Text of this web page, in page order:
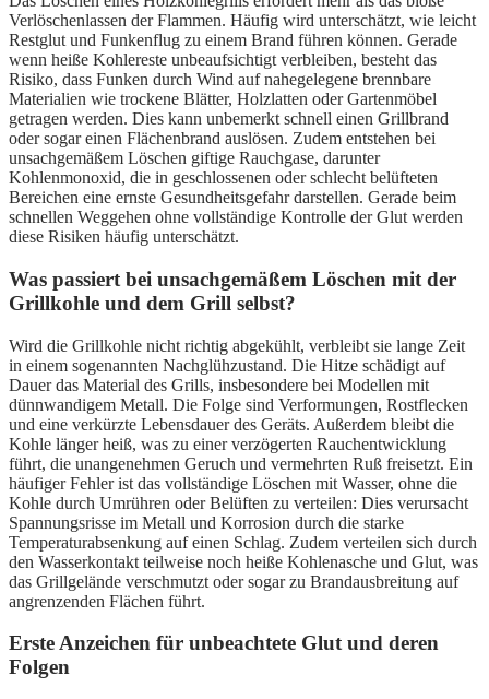
Verlöschenlassen der Flammen. Häufig wird unterschätzt, wie leicht
Restglut und Funkenflug zu einem Brand führen können. Gerade
wenn heiße Kohlereste unbeaufsichtigt verbleiben, besteht das
Risiko, dass Funken durch Wind auf nahegelegene brennbare
Materialien wie trockene Blätter, Holzlatten oder Gartenmöbel
getragen werden. Dies kann unbemerkt schnell einen Grillbrand
oder sogar einen Flächenbrand auslösen. Zudem entstehen bei
unsachgemäßem Löschen giftige Rauchgase, darunter
Kohlenmonoxid, die in geschlossenen oder schlecht belüfteten
Bereichen eine ernste Gesundheitsgefahr darstellen. Gerade beim
schnellen Weggehen ohne vollständige Kontrolle der Glut werden
diese Risiken häufig unterschätzt.
Was passiert bei unsachgemäßem Löschen mit der
Grillkohle und dem Grill selbst?
Wird die Grillkohle nicht richtig abgekühlt, verbleibt sie lange Zeit
in einem sogenannten Nachglühzustand. Die Hitze schädigt auf
Dauer das Material des Grills, insbesondere bei Modellen mit
dünnwandigem Metall. Die Folge sind Verformungen, Rostflecken
und eine verkürzte Lebensdauer des Geräts. Außerdem bleibt die
Kohle länger heiß, was zu einer verzögerten Rauchentwicklung
führt, die unangenehmen Geruch und vermehrten Ruß freisetzt. Ein
häufiger Fehler ist das vollständige Löschen mit Wasser, ohne die
Kohle durch Umrühren oder Belüften zu verteilen: Dies verursacht
Spannungsrisse im Metall und Korrosion durch die starke
Temperaturabsenkung auf einen Schlag. Zudem verteilen sich durch
den Wasserkontakt teilweise noch heiße Kohlenasche und Glut, was
das Grillgelände verschmutzt oder sogar zu Brandausbreitung auf
angrenzenden Flächen führt.
Erste Anzeichen für unbeachtete Glut und deren
Folgen